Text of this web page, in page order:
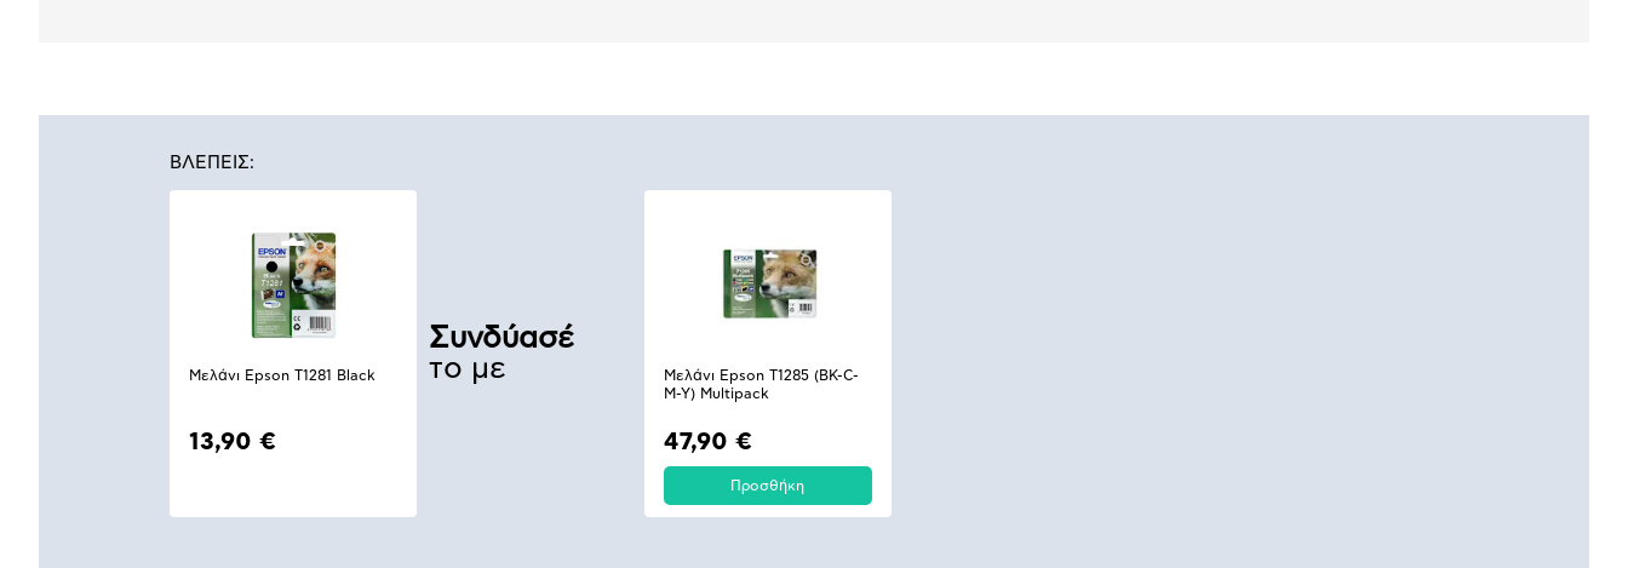
ΒΛΕΠΕΙΣ:
Μελάνι Epson T1281 Black
13,90 €
Συνδύασέ
το με
Μελάνι Epson T1285 (BK-C-
M-Y) Multipack
47,90 €
Προσθήκη